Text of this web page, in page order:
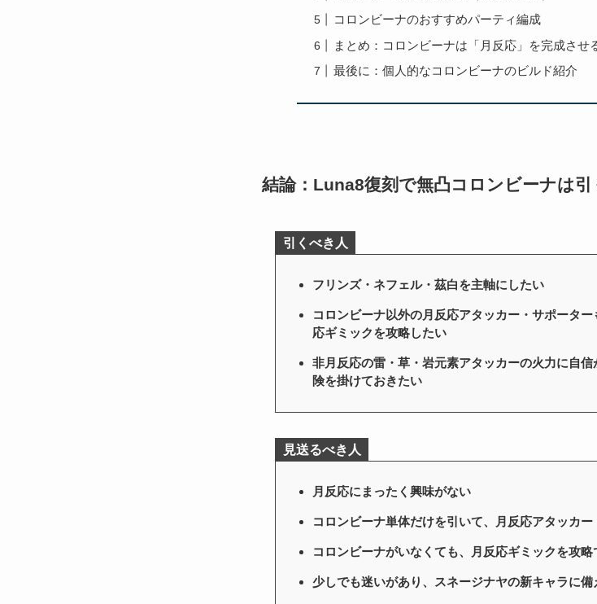
コロンビーナのおすすめパーティ編成
まとめ：コロンビーナは「月反応」を完成させ
最後に：個人的なコロンビーナのビルド紹介
結論：Luna8復刻で無凸コロンビーナは引
引くべき人
フリンズ・ネフェル・茲白を主軸にしたい
コロンビーナ以外の月反応アタッカー・サポータ
応ギミックを攻略したい
非月反応の雷・草・岩元素アタッカーの火力に自
険を掛けておきたい
見送るべき人
月反応にまったく興味がない
コロンビーナ単体だけを引いて、月反応アタッカ
コロンビーナがいなくても、月反応ギミックを攻略
少しでも迷いがあり、スネージナヤの新キャラに備